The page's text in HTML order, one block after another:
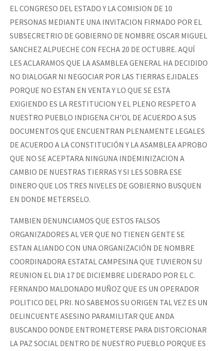
EL CONGRESO DEL ESTADO Y LA COMISION DE 10
PERSONAS MEDIANTE UNA INVITACION FIRMADO POR EL
SUBSECRETRIO DE GOBIERNO DE NOMBRE OSCAR MIGUEL
SANCHEZ ALPUECHE CON FECHA 20 DE OCTUBRE. AQUÍ
LES ACLARAMOS QUE LA ASAMBLEA GENERAL HA DECIDIDO
NO DIALOGAR NI NEGOCIAR POR LAS TIERRAS EJIDALES
PORQUE NO ESTAN EN VENTA Y LO QUE SE ESTA
EXIGIENDO ES LA RESTITUCION Y EL PLENO RESPETO A
NUESTRO PUEBLO INDIGENA CH’OL DE ACUERDO A SUS
DOCUMENTOS QUE ENCUENTRAN PLENAMENTE LEGALES
DE ACUERDO A LA CONSTITUCIÓN Y LA ASAMBLEA APROBO
QUE NO SE ACEPTARA NINGUNA INDEMINIZACION A
CAMBIO DE NUESTRAS TIERRAS Y SI LES SOBRA ESE
DINERO QUE LOS TRES NIVELES DE GOBIERNO BUSQUEN
EN DONDE METERSELO.
TAMBIEN DENUNCIAMOS QUE ESTOS FALSOS
ORGANIZADORES AL VER QUE NO TIENEN GENTE SE
ESTAN ALIANDO CON UNA ORGANIZACIÓN DE NOMBRE
COORDINADORA ESTATAL CAMPESINA QUE TUVIERON SU
REUNION EL DIA 17 DE DICIEMBRE LIDERADO POR EL C.
FERNANDO MALDONADO MUÑOZ QUE ES UN OPERADOR
POLITICO DEL PRI. NO SABEMOS SU ORIGEN TAL VEZ ES UN
DELINCUENTE ASESINO PARAMILITAR QUE ANDA
BUSCANDO DONDE ENTROMETERSE PARA DISTORCIONAR
LA PAZ SOCIAL DENTRO DE NUESTRO PUEBLO PORQUE ES